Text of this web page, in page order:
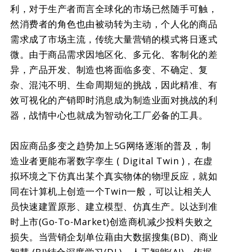
利，对于生产者而言全球化的市场已然随手可触，
然消费者的角色也由被动转为主动，个人化的商品
需求成了市场主流，传统大量营销的模式将日逐式
微。由于商品需求因地区化、多元化、客制化的差
异，产品开发、制造也将面临多变、不确定、复
杂、混沌不明、生命周期短的挑战，因此精准、有
效可视化的产销即时消息成为制造业面对挑战的利
器，战情中心也就成为智动化工厂必备的工具。
因应商品多变之趋势加上5G网络逐渐的普及，制
造业者更能布署数字孪生 ( Digital Twin )，在虚
拟环境之下仿真出某个真实物体的物理反应，就如
同在计算机上创造一个Twin一般，可以让相关人
员快速建置原形、建立模型、仿真生产。以达到准
时上市(Go-To-Market)创造商机减少投料失败之
损失。当营销企划单位藉由大数据搜集(BD)、商业